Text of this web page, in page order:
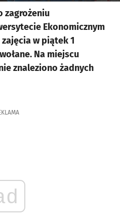
zagrożeniu
Ekonomicznym
w piątek 1
Na miejscu
znaleziono żadnych